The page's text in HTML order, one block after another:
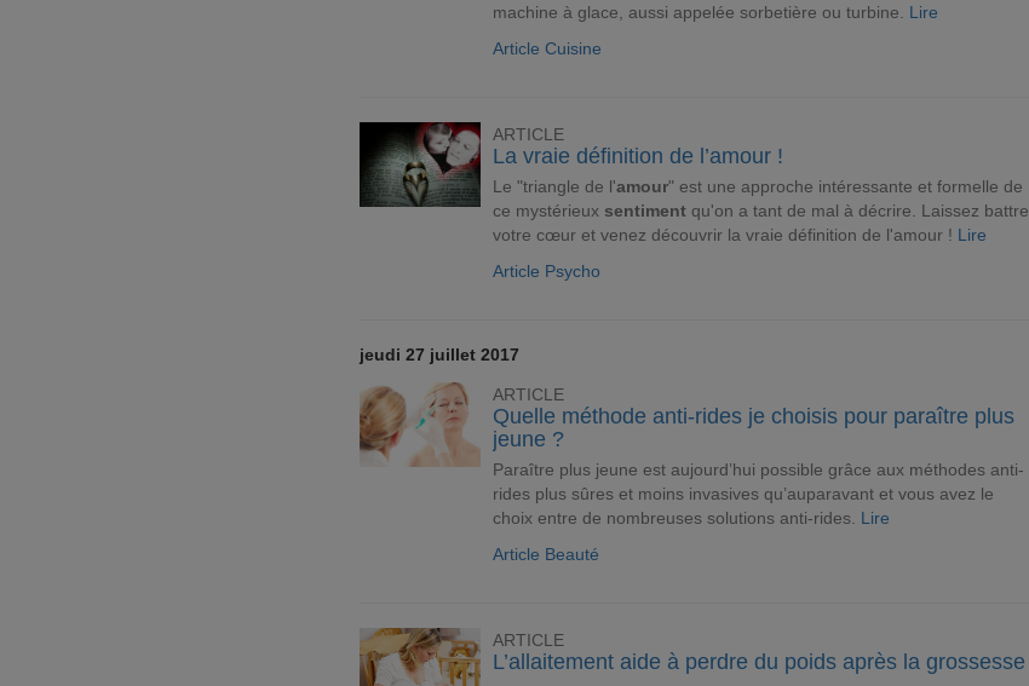
machine à glace, aussi appelée sorbetière ou turbine. Lire
Article Cuisine
ARTICLE
La vraie définition de l’amour !
Le "triangle de l'amour" est une approche intéressante et formelle de
ce mystérieux sentiment qu'on a tant de mal à décrire. Laissez battre
votre cœur et venez découvrir la vraie définition de l'amour ! Lire
Article Psycho
jeudi 27 juillet 2017
ARTICLE
Quelle méthode anti-rides je choisis pour paraître plus
jeune ?
Paraître plus jeune est aujourd’hui possible grâce aux méthodes anti-
rides plus sûres et moins invasives qu’auparavant et vous avez le
choix entre de nombreuses solutions anti-rides. Lire
Article Beauté
ARTICLE
L’allaitement aide à perdre du poids après la grossesse